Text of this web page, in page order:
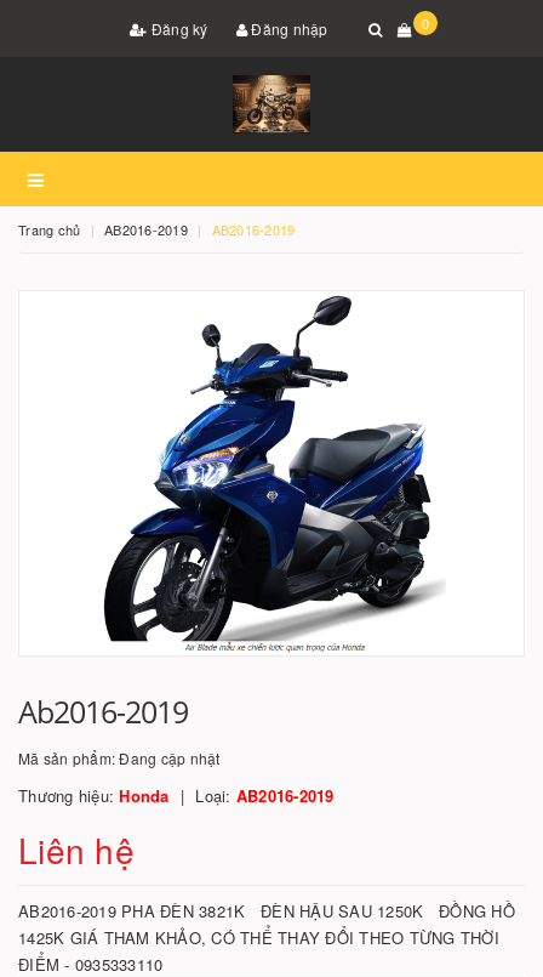
Đăng ký Đăng nhập 0
Trang chủ AB2016-2019 AB2016-2019
Ab2016-2019
Mã sản phẩm:Đang cập nhật
Thương hiệu:Honda Loại: AB2016-2019
Liên hệ
AB2016-2019 PHA ĐÈN 3821K ĐÈN HẬU SAU 1250K ĐỒNG HỒ
1425K GIÁ THAM KHẢO, CÓ THỂ THAY ĐỔI THEO TỪNG THỜI
ĐIỂM - 0935333110